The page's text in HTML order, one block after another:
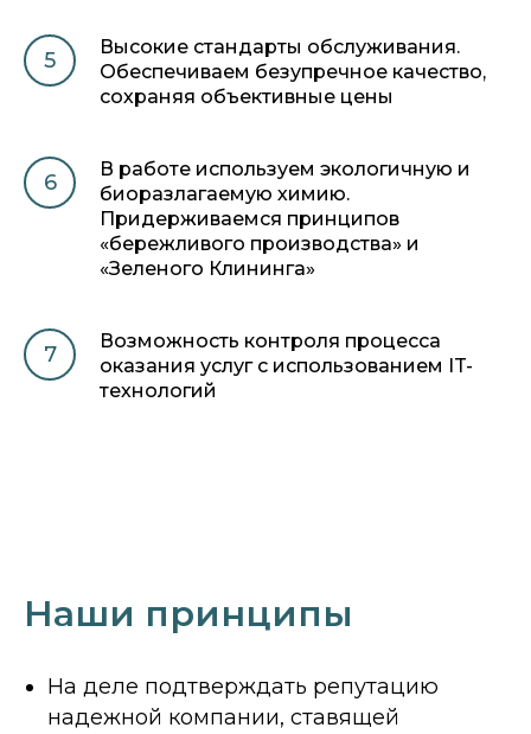
Высокие стандарты обслуживания.
Обеспечиваем безупречное качество,
сохраняя объективные цены
В работе используем экологичную и
биоразлагаемую химию.
Придерживаемся принципов
«бережливого производства» и
«Зеленого Клининга»
Возможность контроля процесса
оказания услуг с использованием IT-
технологий
Наши принципы
На деле подтверждать репутацию
надежной компании, ставящей